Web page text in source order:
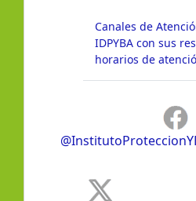
Canales de
IDPYBA con sus
horarios de